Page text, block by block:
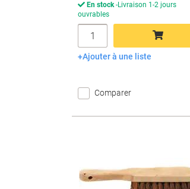
En stock Livraison 1-2 jours
ouvrables
Quantité
Ajouter au panier
Ajouter à une liste
Comparer